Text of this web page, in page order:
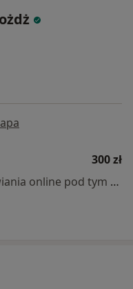
300 zł
Specjalista nie oferuje umawiania online pod tym adresem.